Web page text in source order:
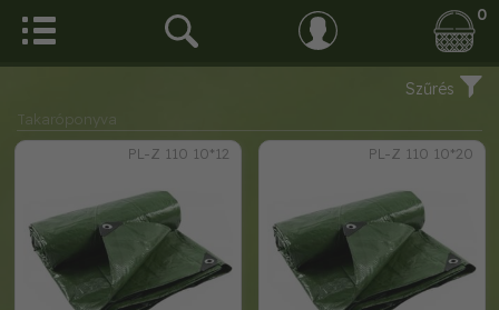
0
Szűrés
Takaróponyva
PL-Z 110 10*12
PL-Z 110 10*20